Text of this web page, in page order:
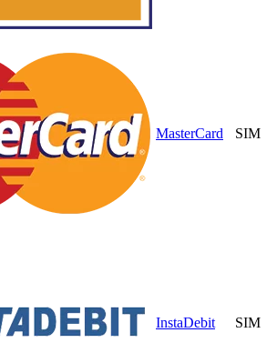
MasterCard SIM
InstaDebit SIM